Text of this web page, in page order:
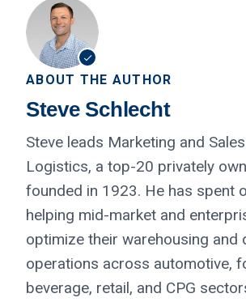
ABOUT THE AUTHOR
Steve Schlecht
Steve leads Marketing and
Logistics, a top-20 privately
founded in 1923. He has spent
helping mid-market and
optimize their warehousing and
operations across automotive,
beverage, retail, and CPG